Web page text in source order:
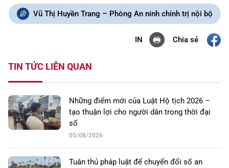
Vũ Thị Huyền Trang – Phòng An ninh chính trị nội bộ
IN Chia sẻ
TIN TỨC LIÊN QUAN
Những điểm mới của Luật Hộ tịch 2026 –
tạo thuận lợi cho người dân trong thời đại
số
05/08/2026
Tuân thủ pháp luật để chuyển đổi số an